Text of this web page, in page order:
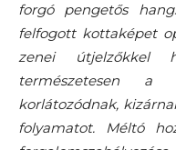
forgó pengetős
felfogott kottaképet
zenei útjelzőkkel
természetesen a
korlátozódnak,
folyamatot. Méltó